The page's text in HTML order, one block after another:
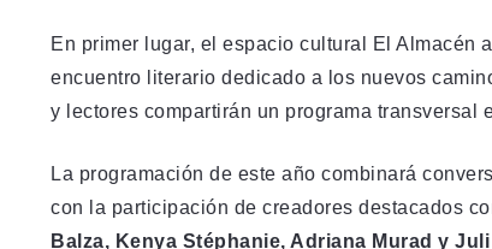
En primer lugar, el espacio cultural El Almacén
encuentro literario dedicado a los nuevos
y lectores compartirán un programa transversal
La programación de este año combinará
con la participación de creadores destacados
Balza, Kenya Stéphanie, Adriana Murad y Juli